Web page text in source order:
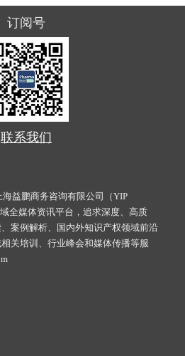
订阅号
联系我们
海益鹏商务咨询有限公司（YIP
全媒体资讯平台，追求深度、高质
案例解析、国内外知识产权领域前沿
关培训、行业峰会和媒体传播等服